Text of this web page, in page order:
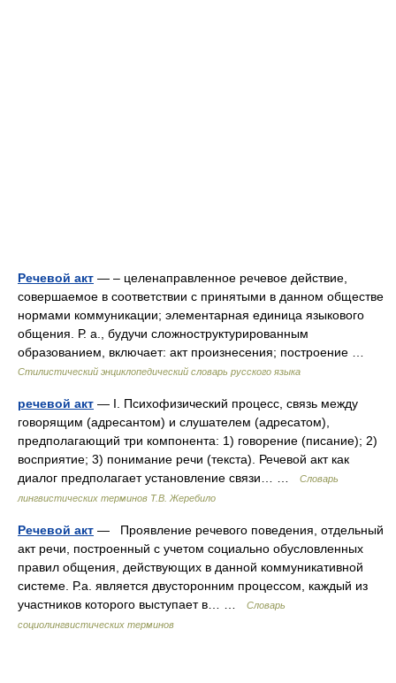
Речевой акт — – целенаправленное речевое действие,
совершаемое в соответствии с принятыми в данном обществе
нормами коммуникации; элементарная единица языкового
общения. Р. а., будучи сложноструктурированным
образованием, включает: акт произнесения; построение …
Стилистический энциклопедический словарь русского языка
речевой акт — I. Психофизический процесс, связь между
говорящим (адресантом) и слушателем (адресатом),
предполагающий три компонента: 1) говорение (писание); 2)
восприятие; 3) понимание речи (текста). Речевой акт как
диалог предполагает установление связи… …
Словарь
лингвистических терминов Т.В. Жеребило
Речевой акт — Проявление речевого поведения, отдельный
акт речи, построенный с учетом социально обусловленных
правил общения, действующих в данной коммуникативной
системе. Р.а. является двусторонним процессом, каждый из
участников которого выступает в… …
Словарь
социолингвистических терминов